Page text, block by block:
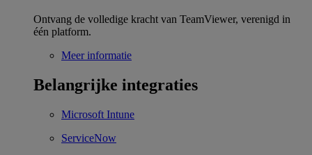
Ontvang de volledige kracht van TeamViewer, verenigd in
één platform.
Meer informatie
Belangrijke integraties
Microsoft Intune
ServiceNow